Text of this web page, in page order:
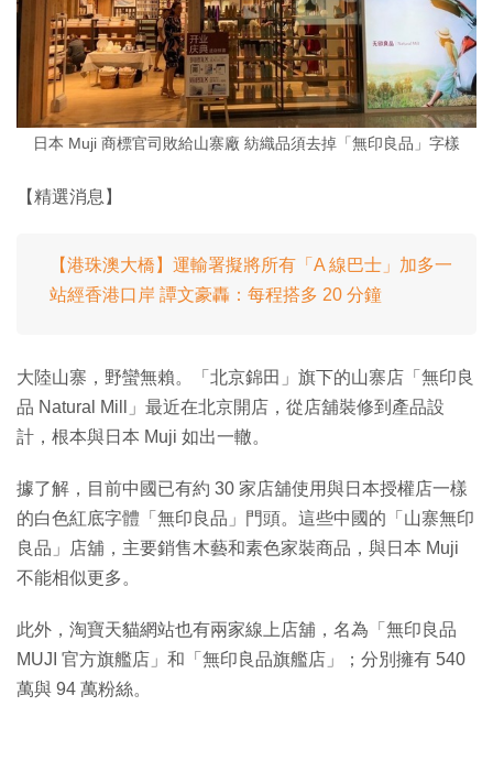
日本 Muji 商標官司敗給山寨廠 紡織品須去掉「無印良品」字樣
【精選消息】
【港珠澳大橋】運輸署擬將所有「A 線巴士」加多一
站經香港口岸 譚文豪轟：每程搭多 20 分鐘
大陸山寨，野蠻無賴。「北京錦田」旗下的山寨店「無印良
品 Natural Mill」最近在北京開店，從店舖裝修到產品設
計，根本與日本 Muji 如出一轍。
據了解，目前中國已有約 30 家店舖使用與日本授權店一樣
的白色紅底字體「無印良品」門頭。這些中國的「山寨無印
良品」店舖，主要銷售木藝和素色家裝商品，與日本 Muji
不能相似更多。
此外，淘寶天貓網站也有兩家線上店舖，名為「無印良品
MUJI 官方旗艦店」和「無印良品旗艦店」；分別擁有 540
萬與 94 萬粉絲。